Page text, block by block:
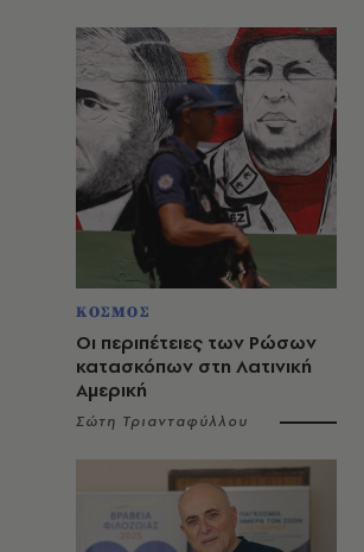
ΚΟΣΜΟΣ
Οι περιπέτειες των Ρώσων
κατασκόπων στη Λατινική
Αμερική
Σώτη Τριανταφύλλου